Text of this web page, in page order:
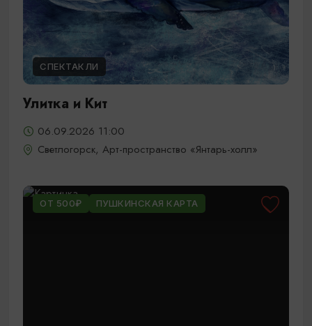
СПЕКТАКЛИ
Улитка и Кит
06.09.2026 11:00
Светлогорск, Арт-пространство «Янтарь-холл»
ОТ 500₽ ПУШКИНСКАЯ КАРТА